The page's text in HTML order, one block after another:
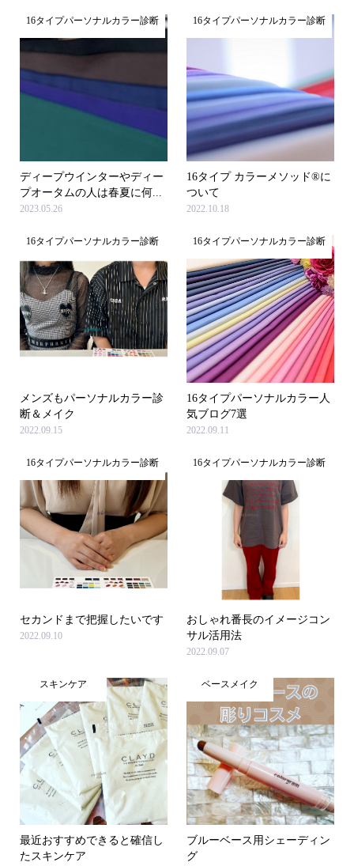
16タイプパーソナルカラー診断
ディープウインターやディー
プオータムの人は春夏に何...
2023.05.26
16タイプパーソナルカラー診断
16タイプ カラーメソッド®に
ついて
2022.10.18
16タイプパーソナルカラー診断
メンズもパーソナルカラー診
断＆メイク
2022.09.15
16タイプパーソナルカラー診断
16タイプパーソナルカラー人
気ブログ7選
2022.09.11
16タイプパーソナルカラー診断
セカンドまで把握したいです
2022.09.10
16タイプパーソナルカラー診断
おしゃれ番長のイメージコン
サル活用法
2022.09.07
スキンケア
最近おすすめできると確信し
たスキンケア
ベースメイク
ブルーベース用シェーディン
グ